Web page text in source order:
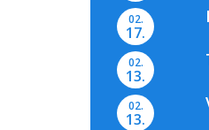
02.
17.
02.
13.
02.
13.